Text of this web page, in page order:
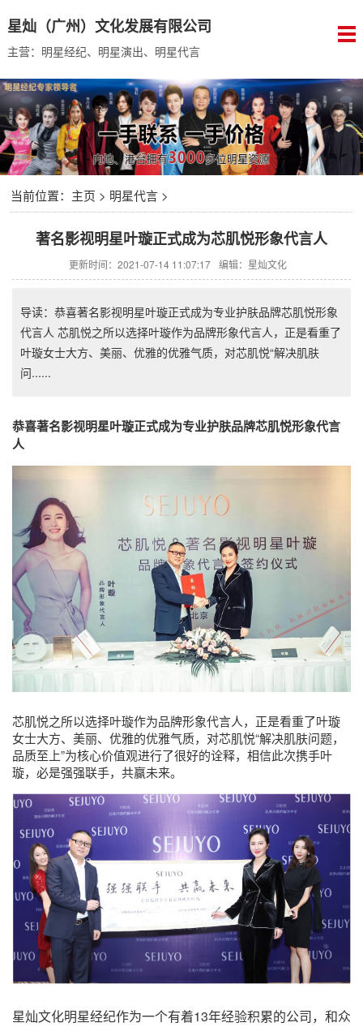
星灿（广州）文化发展有限公司
主营：明星经纪、明星演出、明星代言
当前位置： 主页 > 明星代言>
著名影视明星叶璇正式成为芯肌悦形象代言人
更新时间：2021-07-14 11:07:17 编辑：星灿文化
导读：恭喜著名影视明星叶璇正式成为专业护肤品牌芯肌悦形象
代言人 芯肌悦之所以选择叶璇作为品牌形象代言人，正是看重了
叶璇女士大方、美丽、优雅的优雅气质，对芯肌悦“解决肌肤
问......
恭喜著名影视明星叶璇正式成为专业护肤品牌芯肌悦形象代言
人
芯肌悦之所以选择叶璇作为品牌形象代言人，正是看重了叶璇
女士大方、美丽、优雅的优雅气质，对芯肌悦“解决肌肤问题，
品质至上”为核心价值观进行了很好的诠释，相信此次携手叶
璇，必是强强联手，共赢未来。
星灿文化明星经纪作为一个有着13年经验积累的公司，和众